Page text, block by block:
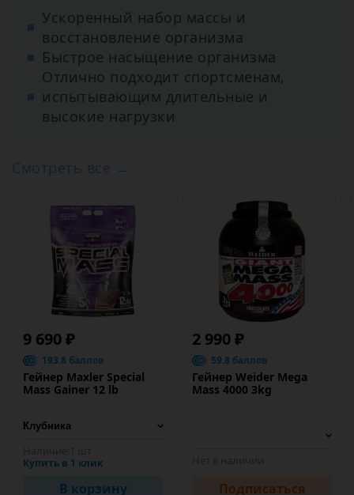
Ускоренный набор массы и
восстановление организма
Быстрое насыщение организма
Отлично подходит спортсменам,
испытывающим длительные и
высокие нагрузки
Смотреть все →
9 690 ₽
193.8 баллов
Гейнер Maxler Special
Mass Gainer 12 lb
Купить в 1 клик
В корзину
2 990 ₽
59.8 баллов
Гейнер Weider Mega
Mass 4000 3kg
Подписаться